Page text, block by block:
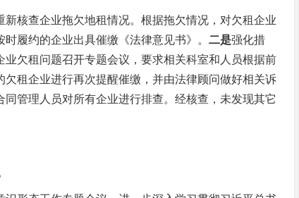
核查企业拖欠地租情况。根据拖欠情况，对欠租企业
履约的企业出具催缴《法律意见书》。 二是强化措
欠租问题召开专题会议，要求相关科室和人员根据前
租企业进行再次提醒催缴，并由法律顾问做好相关诉
管理人员对所有企业进行排查。经核查，未发现其它